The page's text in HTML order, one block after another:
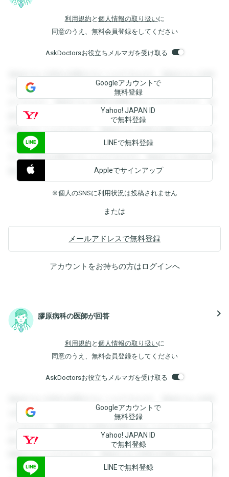
利用規約 と 個人情報の取り扱いに
同意のうえ、無料会員登録をしてください
AskDoctorsお役立ちメルマガを受け取る
登録すると回答を閲覧することができます。登録すると回答
を閲覧することができます。登録すると回答を閲覧すること
ができます。登録すると回答を閲覧することができます。登
録すると回答を閲覧することができます。登録すると回答を
閲覧することができます。登録すると回答を閲覧することが
できます。登録すると回答を閲覧することができます。登録
すると回答を閲覧することができます。登録すると回答を閲
覧することができます。
Googleアカウントで
無料登録
Yahoo! JAPAN ID
で無料登録
LINEで無料登録
Appleでサインアップ
※個人のSNSに利用状況は投稿されません
または
メールアドレスで無料登録
アカウントをお持ちの方はログインへ
膠原病科の医師が回答 navigate_next
利用規約 と 個人情報の取り扱いに
同意のうえ、無料会員登録をしてください
AskDoctorsお役立ちメルマガを受け取る
登録すると回答を閲覧することができます。登録すると回答
を閲覧することができます。登録すると回答を閲覧すること
ができます。登録すると回答を閲覧することができます。登
録すると回答を閲覧することができます。登録すると回答を
閲覧することができます。登録すると回答を閲覧することが
できます。登録すると回答を閲覧することができます。登録
Googleアカウントで
無料登録
Yahoo! JAPAN ID
で無料登録
LINEで無料登録